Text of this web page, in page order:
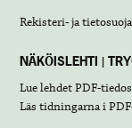
Rekisteri- ja
NÄKÖISLEHTI |
Lue lehdetPDF-
Läs tidningarna i